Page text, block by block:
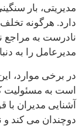
مدیریتی، بار
دارد. هرگونه
نادرست به
مدیرعامل را به
در برخی موارد،
است به مسئولیت
آشنایی مدیران با
دوچندان می کند